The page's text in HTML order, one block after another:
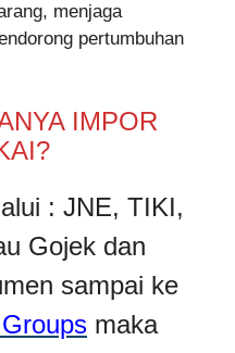
menjaga
pertumbuhan
IMPOR
: JNE, TIKI,
Gojek dan
sampai ke
maka